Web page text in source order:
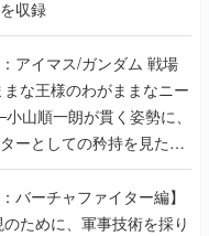
収録
イマス/ガンダム 戦場
な王様のわがままなニー
山順一朗が貫く姿勢に、
ーとしての矜持を見た
終回】
バーチャファイター編】
のために、軍事技術を採り